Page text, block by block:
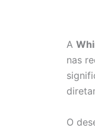
A
nas
O